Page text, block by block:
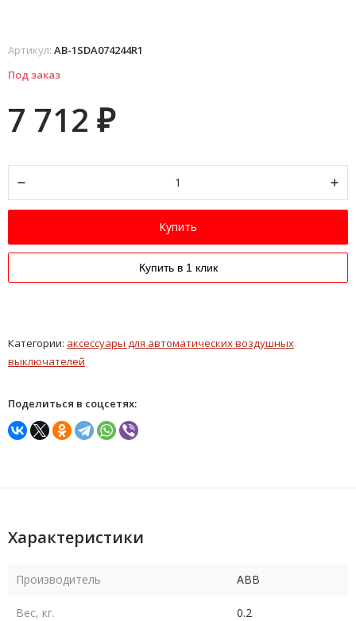
Артикул: AB-1SDA074244R1
Под заказ
7 712 ₽
Купить
Купить в 1 клик
Категории: аксессуары для автоматических воздушных
выключателей
Поделиться в соцсетях:
Характеристики
Производитель ABB
Вес, кг. 0.2